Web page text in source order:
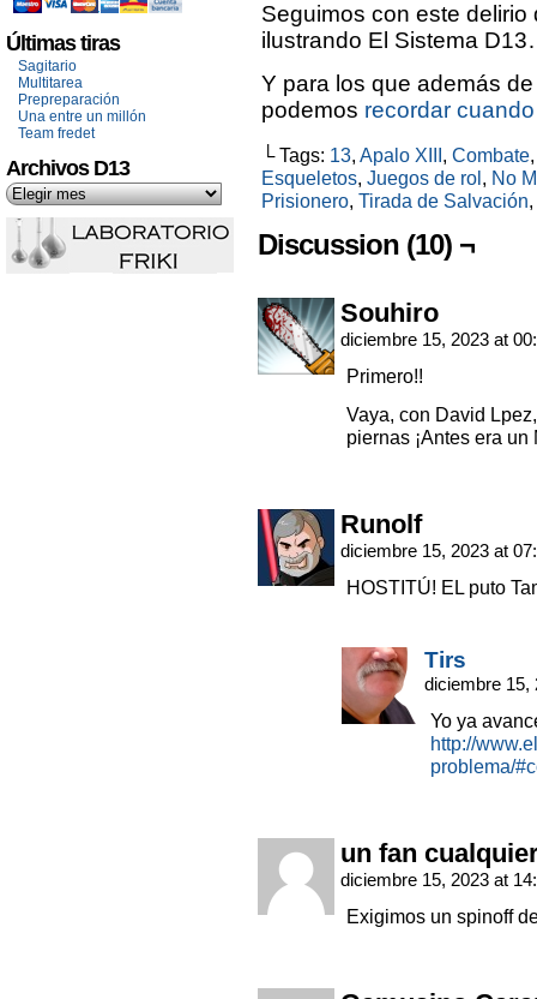
Últimas tiras
Sagitario
Multitarea
Prepreparación
Una entre un millón
Team fredet
Archivos D13
Seguimos con este
ilustrando El Sistema
Y para los que además
podemos recordar
└ Tags: 13, Apalo XIII, Combate
Esqueletos, Juegos de rol, No
Prisionero, Tirada de Salvación,
Discussion (10) ¬
Souhiro
diciembre 15, 2023 at
Primero!!
Vaya, con David
piernas ¡Antes era
Runolf
diciembre 15, 2023 at
HOSTITÚ! EL puto
Tirs
diciembre 15,
Yo ya
http://
problema/
un fan
diciembre 15, 2023 at
Exigimos un spinoff